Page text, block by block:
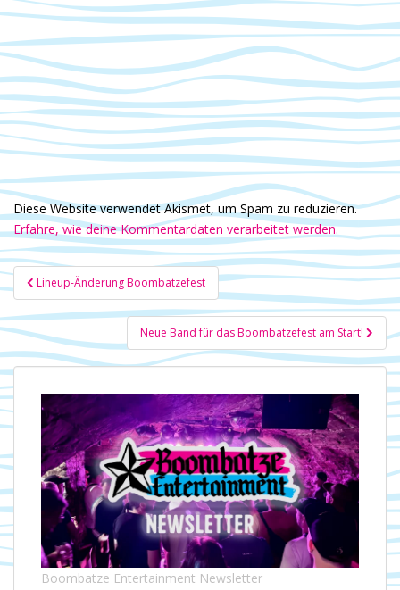
Diese Website verwendet Akismet, um Spam zu reduzieren.
Erfahre, wie deine Kommentardaten verarbeitet werden.
Beitragsnavigation
Lineup-Änderung Boombatzefest
Neue Band für das Boombatzefest am Start!
Boombatze Entertainment Newsletter